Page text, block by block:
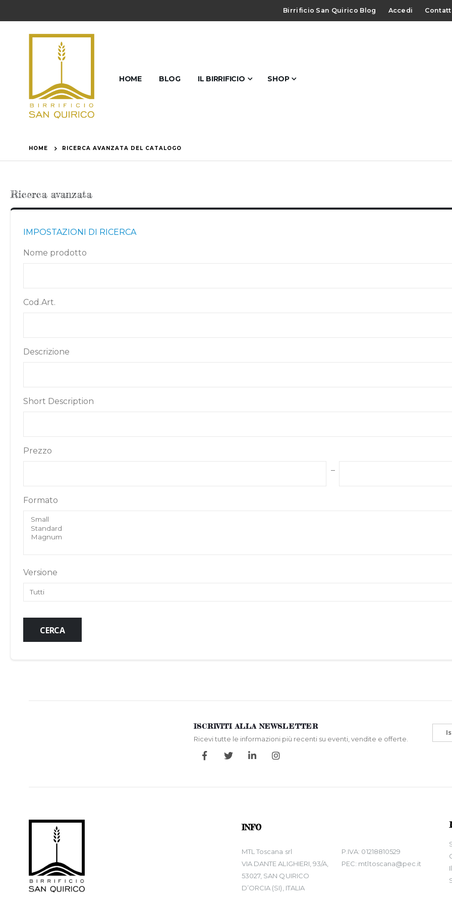
Birrificio San Quirico Blog Accedi
HOME BLOG IL BIRRIFICIO SHOP
HOME RICERCA AVANZATA DEL CATALOGO
Ricerca avanzata
IMPOSTAZIONI DI RICERCA
Nome prodotto
Cod.Art.
Descrizione
Short Description
Prezzo
Formato
Versione
CERCA
ISCRIVITI ALLA NEWSLETTER
Ricevi tutte le informazioni più recenti su eventi, vendite e offerte.
INFO
MTL Toscana srl
VIA DANTE ALIGHIERI, 93/A,
53027, SAN QUIRICO
D’ORCIA (SI), ITALIA
P.IVA: 01218810529
PEC: mtltoscana@pec.it